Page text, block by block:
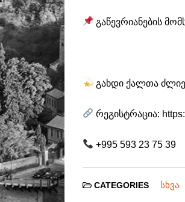
გაწევრიანების
გახდი ქალთა
რეგისტრაცია:
+995 593 23 75 39
CATEGORIES სხვა